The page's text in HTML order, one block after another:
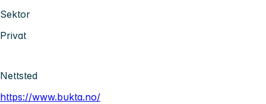
Sektor
Privat
Nettsted
https://www.bukta.no/